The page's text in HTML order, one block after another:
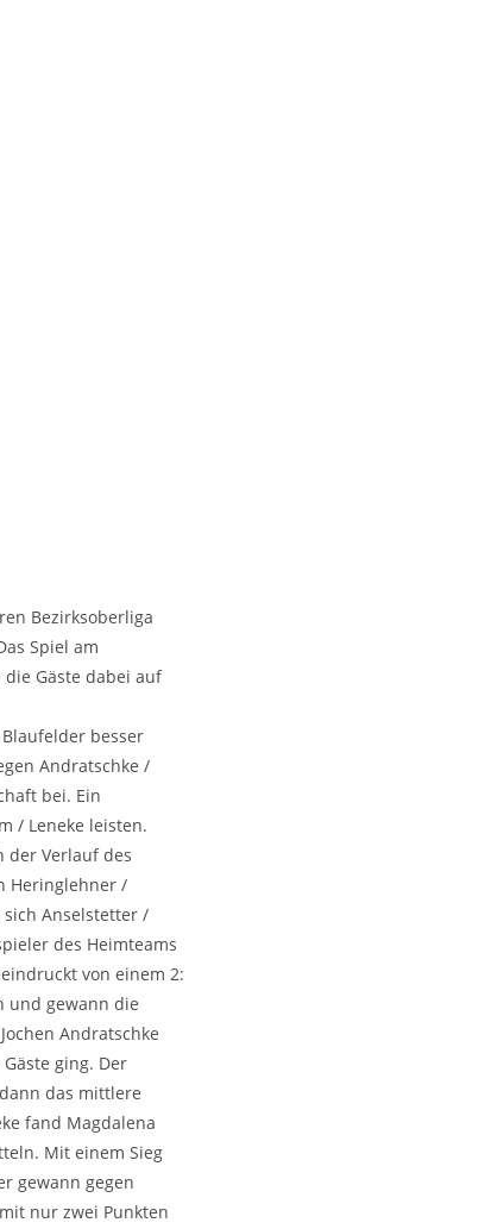
Bezirksoberliga
Spiel am
Gäs­te dabei auf
besser
Andratschke /
bei. Ein
/ Lene­ke leisten.
der Ver­lauf des
Heringlehner /
Anselstetter /
des Heimteams
von einem 2:
und gewann die
Andratschke
ging. Der
das mittlere
fand Magdalena
Mit einem Sieg
gewann gegen
nur zwei Punkten